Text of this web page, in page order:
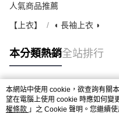
人氣商品推薦
【上衣】 ◖ 長袖上衣 ◗
本分類熱銷全站排行
熱門標籤
本網站中使用 cookie，欲查詢有關
望在電腦上使用 cookie 時應如何變
權條款 」之 Cookie 聲明。您繼續